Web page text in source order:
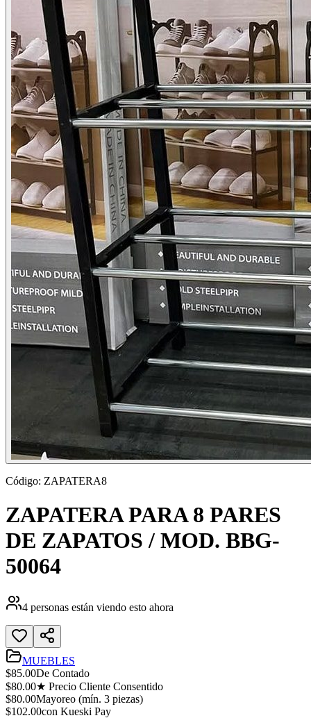
Código: ZAPATERA8
ZAPATERA PARA 8 PARES
DE ZAPATOS / MOD. BBG-
50064
4 personas están viendo esto ahora
MUEBLES
$85.00De Contado
$80.00★ Precio Cliente Consentido
$80.00Mayoreo (mín. 3 piezas)
$102.00con Kueski Pay